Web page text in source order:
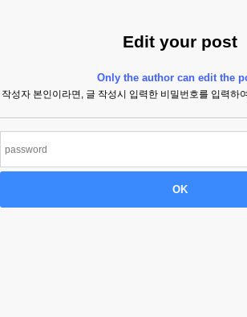
Edit your post
Only the author can edit the
작성자 본인이라면, 글 작성시 입력한 비밀번호를 입력하